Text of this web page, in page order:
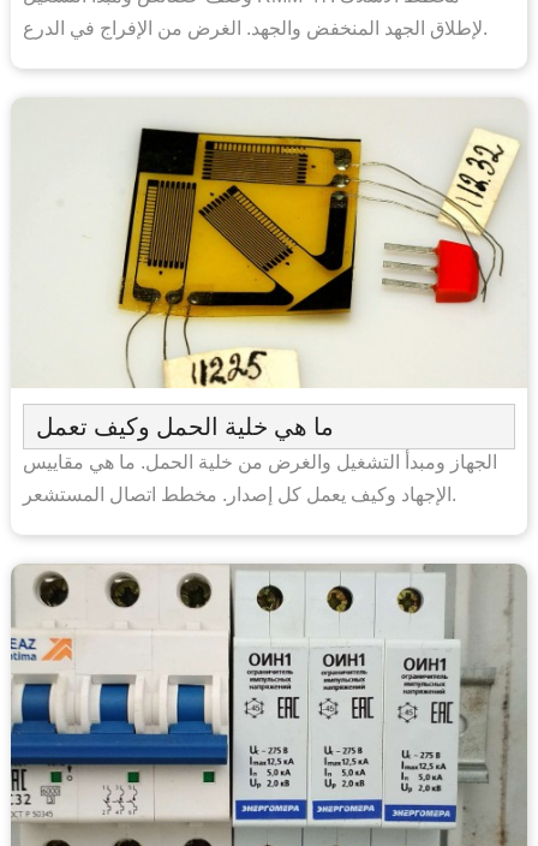
لإطلاق الجهد المنخفض والجهد. الغرض من الإفراج في الدرع.
ما هي خلية الحمل وكيف تعمل
الجهاز ومبدأ التشغيل والغرض من خلية الحمل. ما هي مقاييس
الإجهاد وكيف يعمل كل إصدار. مخطط اتصال المستشعر.